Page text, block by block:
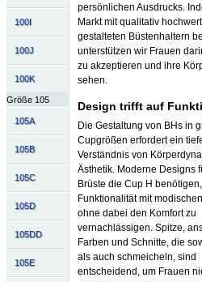
100I
100J
100K
Größe 105
105A
105B
105C
105D
105DD
105E
persönlichen Ausdrucks.
Markt mit qualitativ
gestalteten Büstenhaltern
unterstützen wir Frauen
zu akzeptieren und ihre
sehen.
Design trifft auf
Die Gestaltung von BHs in
Cupgrößen erfordert ein
Verständnis von
Ästhetik. Moderne Designs
Brüste die Cup H
Funktionalität mit
ohne dabei den Komfort zu
vernachlässigen. Spitze,
Farben und Schnitte, die
als auch schmeicheln, sind
entscheidend, um Frauen